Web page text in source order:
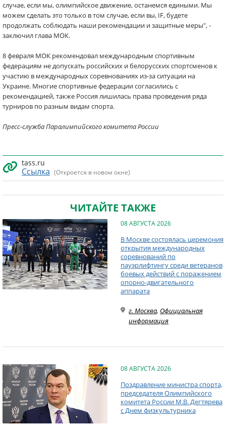
случае, если мы, олимпийское движение, останемся едиными. Мы
можем сделать это только в том случае, если вы, IF, будете
продолжать соблюдать наши рекомендации и защитные меры", -
заключил глава МОК.
8 февраля МОК рекомендовал международным спортивным
федерациям не допускать российских и белорусских спортсменов к
участию в международных соревнованиях из-за ситуации на
Украине. Многие спортивные федерации согласились с
рекомендацией, также Россия лишилась права проведения ряда
турниров по разным видам спорта.
Пресс-служба Паралимпийского комитета России
tass.ru
Ссылка (Откроется в новом окне)
ЧИТАЙТЕ ТАКЖЕ
08 АВГУСТА 2026
В Москве состоялась церемония
открытия международных
соревнований по
пауэрлифтингу среди ветеранов
боевых действий с поражением
опорно-двигательного
аппарата
г. Москва, Официальная
информация
08 АВГУСТА 2026
Поздравление министра спорта,
председателя Олимпийского
комитета России М.В. Дегтярева
с Днем физкультурника